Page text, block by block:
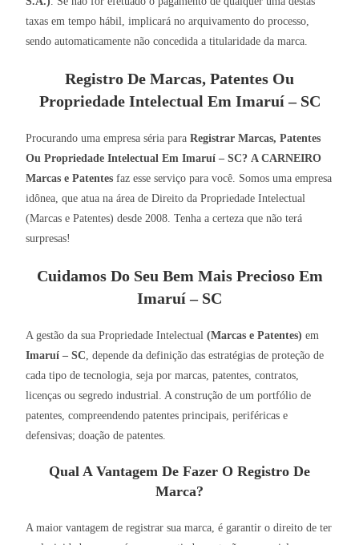
taxas em tempo hábil, implicará no arquivamento do processo,
sendo automaticamente não concedida a titularidade da marca.
Registro De Marcas, Patentes Ou
Propriedade Intelectual Em Imaruí – SC
Procurando uma empresa séria paraRegistrar Marcas, Patentes
Ou Propriedade Intelectual Em Imaruí – SC? A CARNEIRO
Marcas e Patentes faz esse serviço para você. Somos uma empresa
idônea, que atua na área de Direito da Propriedade Intelectual
(Marcas e Patentes) desde 2008. Tenha a certeza que não terá
surpresas!
Cuidamos Do Seu Bem Mais Precioso Em
Imaruí – SC
A gestão da sua Propriedade Intelectual(Marcas e Patentes) em
Imaruí – SC, depende da definição das estratégias de proteção de
cada tipo de tecnologia, seja por marcas, patentes, contratos,
licenças ou segredo industrial. A construção de um portfólio de
patentes, compreendendo patentes principais, periféricas e
defensivas; doação de patentes.
Qual A Vantagem De Fazer O Registro De
Marca?
A maior vantagem de registrar sua marca, é garantir o direito de ter